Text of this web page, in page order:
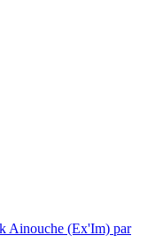
Ainouche (Ex'Im) par